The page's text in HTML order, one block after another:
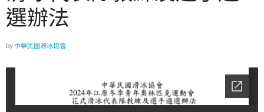
選辦法
by中華民國滑冰協會